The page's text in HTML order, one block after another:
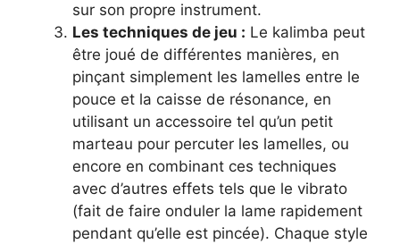
sur son propre instrument.
Les techniques de jeu : Le kalimba peut
être joué de différentes manières, en
pinçant simplement les lamelles entre le
pouce et la caisse de résonance, en
utilisant un accessoire tel qu’un petit
marteau pour percuter les lamelles, ou
encore en combinant ces techniques
avec d’autres effets tels que le vibrato
(fait de faire onduler la lame rapidement
pendant qu’elle est pincée). Chaque style